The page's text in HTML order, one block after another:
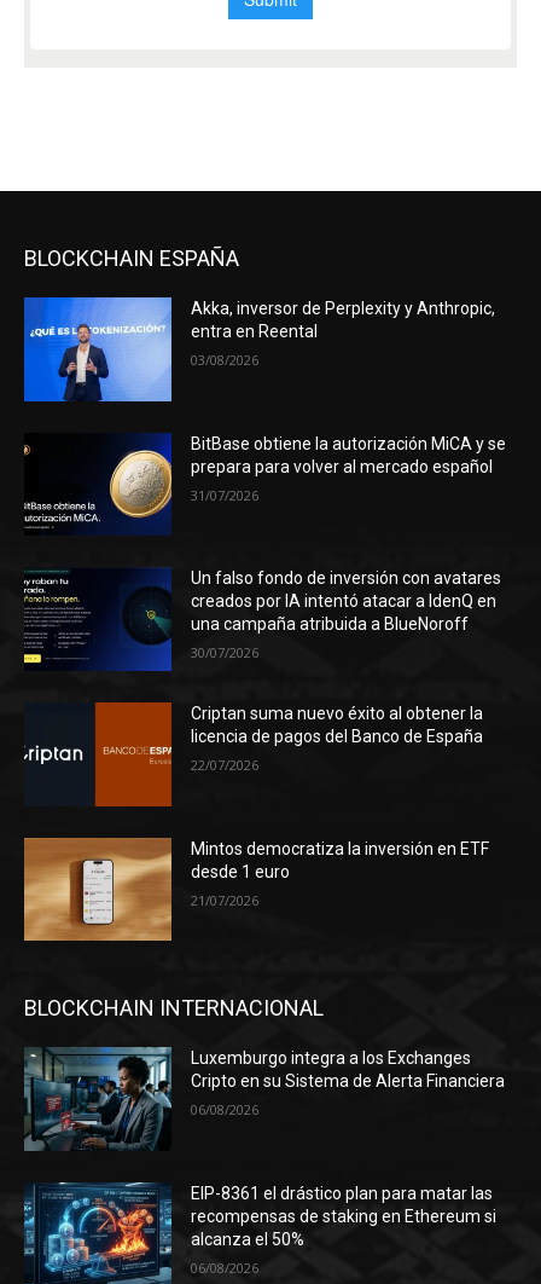
BLOCKCHAIN ESPAÑA
Akka, inversor de Perplexity y Anthropic,
entra en Reental
03/08/2026
BitBase obtiene la autorización MiCA y se
prepara para volver al mercado español
31/07/2026
Un falso fondo de inversión con avatares
creados por IA intentó atacar a IdenQ en
una campaña atribuida a BlueNoroff
30/07/2026
Criptan suma nuevo éxito al obtener la
licencia de pagos del Banco de España
22/07/2026
Mintos democratiza la inversión en ETF
desde 1 euro
21/07/2026
BLOCKCHAIN INTERNACIONAL
Luxemburgo integra a los Exchanges
Cripto en su Sistema de Alerta Financiera
06/08/2026
EIP-8361 el drástico plan para matar las
recompensas de staking en Ethereum si
alcanza el 50%
06/08/2026